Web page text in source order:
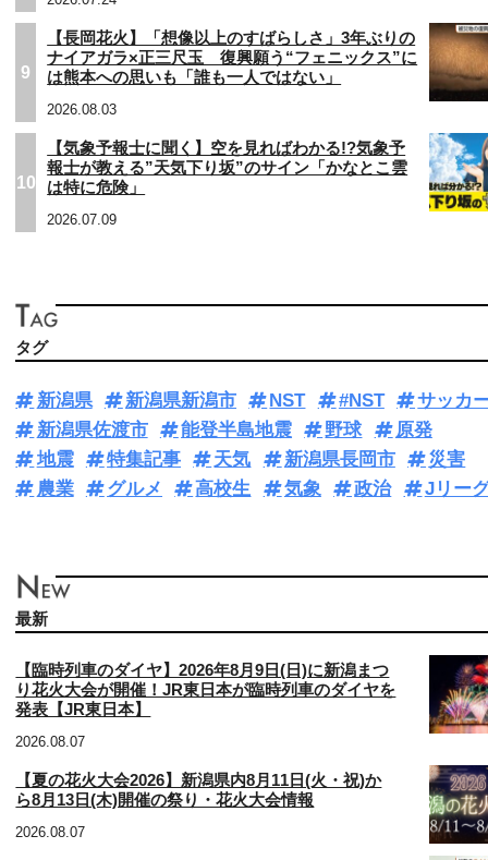
9
【長岡花火】「想像以上のすばらしさ」3年ぶりの
ナイアガラ×正三尺玉 復興願う“フェニックス”に
は熊本への思いも「誰も一人ではない」
2026.08.03
10
【気象予報士に聞く】空を見ればわかる!?気象予
報士が教える”天気下り坂”のサイン「かなとこ雲
は特に危険」
2026.07.09
タグ
新潟県 新潟県新潟市 NST #NST
サッカ
新潟県佐渡市
能登半島地震 野球
原発
地震
特集記事 天気 新潟県長岡市
災害
農業
グルメ 高校生 気象 政治 Jリー
最新
【臨時列車のダイヤ】2026年8月9日(日)に新潟まつ
り花火大会が開催！JR東日本が臨時列車のダイヤを
発表【JR東日本】
2026.08.07
【夏の花火大会2026】新潟県内8月11日(火・祝)か
ら8月13日(木)開催の祭り・花火大会情報
2026.08.07